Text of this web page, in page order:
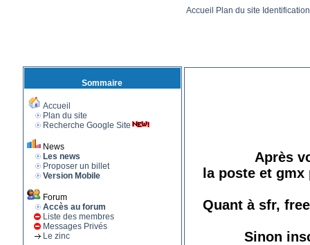
Accueil Plan du site
Sommaire
Accueil
Plan du site
Recherche Google Site
News
Les news
Proposer un billet
Version Mobile
Forum
Accès au forum
Liste des membres
Messages Privés
Le zinc
Après
la poste et
Quant à sfr,
Sinon